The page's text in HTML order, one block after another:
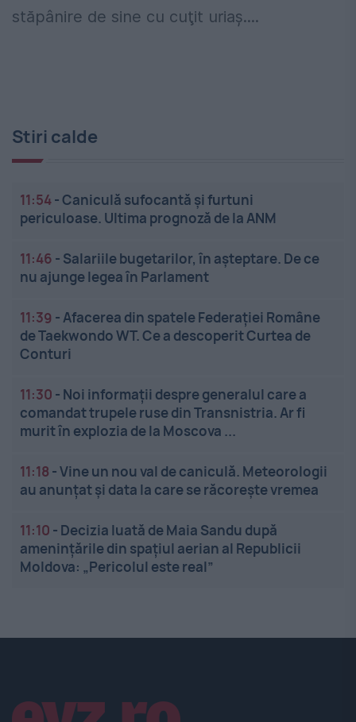
stăpânire de sine cu cuţit uriaş....
Stiri calde
11:54-Caniculă sufocantă și furtuni
periculoase. Ultima prognoză de la ANM
11:46 - Salariile bugetarilor, în așteptare. De ce
nu ajunge legea în Parlament
11:39 -Afacerea din spatele Federației Române
de Taekwondo WT. Ce a descoperit Curtea de
Conturi
11:30 - Noi informații despre generalul care a
comandat trupele ruse din Transnistria. Ar fi
murit în explozia de la Moscova ...
11:18 -Vine un nou val de caniculă. Meteorologii
au anunțat și data la care se răcorește vremea
11:10 - Decizia luată de Maia Sandu după
amenințările din spațiul aerian al Republicii
Moldova: „Pericolul este real”
Linkuri utile